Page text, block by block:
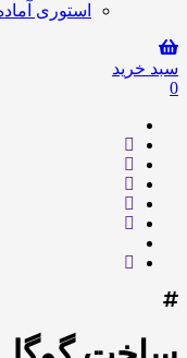
استوری
سبد خرید
0